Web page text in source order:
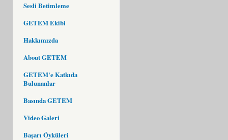
Sesli Betimleme
GETEM Ekibi
Hakkımızda
About GETEM
GETEM'e Katkıda
Bulunanlar
Basında GETEM
Video Galeri
Başarı Öyküleri